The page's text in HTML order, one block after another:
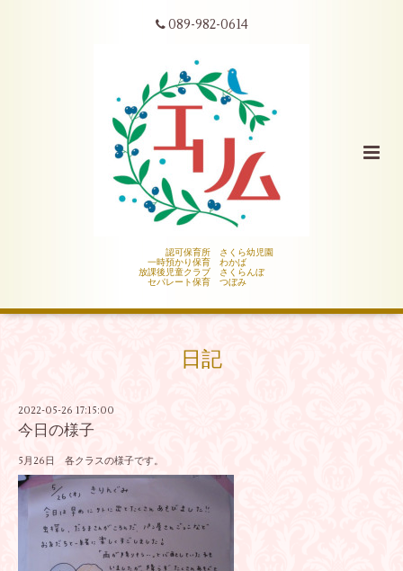
089-982-0614
認可保育所 さくら幼児園
一時預かり保育 わかば
放課後児童クラブ さくらんぼ
セパレート保育 つぼみ
日記
2022-05-26 17:15:00
今日の様子
5月26日 各クラスの様子です。